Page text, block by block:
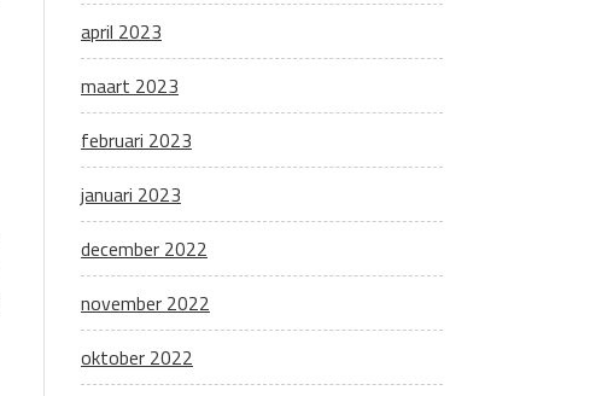
april 2023
maart 2023
februari 2023
januari 2023
december 2022
november 2022
oktober 2022